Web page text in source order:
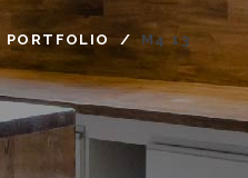
PORTFOLIO/M4 13